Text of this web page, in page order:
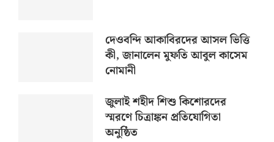
দেওবন্দি আকাবিরদের আসল ভিত্তি
কী, জানালেন মুফতি আবুল কাসেম
নোমানী
জুলাই শহীদ শিশু কিশোরদের
স্মরণে চিত্রাঙ্কন প্রতিযোগিতা
অনুষ্ঠিত